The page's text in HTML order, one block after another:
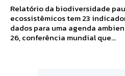
Relatório da biodiversidade
ecossistêmicos tem 23
dados para uma agenda ambiental Às vésperas da
26, conferência mundial que...